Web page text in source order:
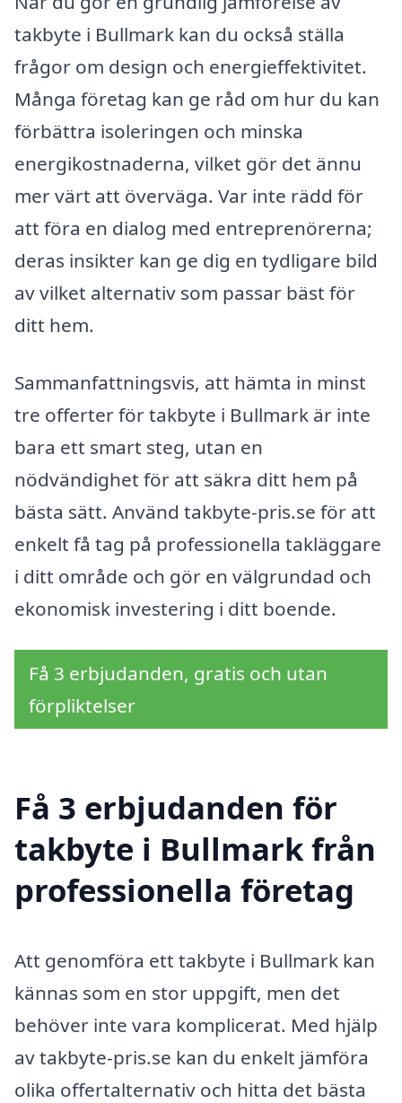
takbyte i Bullmark kan du också ställa
frågor om design och energieffektivitet.
Många företag kan ge råd om hur du kan
förbättra isoleringen och minska
energikostnaderna, vilket gör det ännu
mer värt att överväga. Var inte rädd för
att föra en dialog med entreprenörerna;
deras insikter kan ge dig en tydligare bild
av vilket alternativ som passar bäst för
ditt hem.
Sammanfattningsvis, att hämta in minst
tre offerter för takbyte i Bullmark är inte
bara ett smart steg, utan en
nödvändighet för att säkra ditt hem på
bästa sätt. Använd takbyte-pris.se för att
enkelt få tag på professionella takläggare
i ditt område och gör en välgrundad och
ekonomisk investering i ditt boende.
Få 3 erbjudanden, gratis och utan
förpliktelser
Få 3 erbjudanden för
takbyte i Bullmark från
professionella företag
Att genomföra ett takbyte i Bullmark kan
kännas som en stor uppgift, men det
behöver inte vara komplicerat. Med hjälp
av takbyte-pris.se kan du enkelt jämföra
olika offertalternativ och hitta det bästa